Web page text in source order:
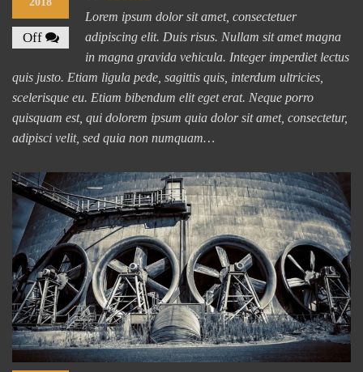
Off
Lorem ipsum dolor sit amet, consectetuer
adipiscing elit. Duis risus. Nullam sit amet magna
in magna gravida vehicula. Integer imperdiet lectus
quis justo. Etiam ligula pede, sagittis quis, interdum ultricies,
scelerisque eu. Etiam bibendum elit eget erat. Neque porro
quisquam est, qui dolorem ipsum quia dolor sit amet, consectetur,
adipisci velit, sed quia non numquam…